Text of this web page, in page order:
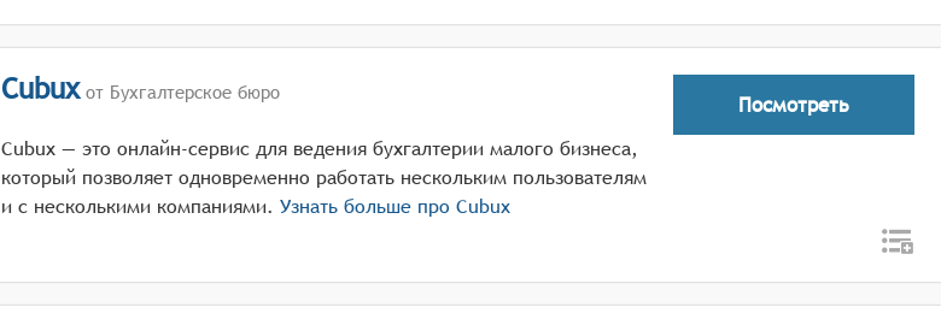
Cubuxот Бухгалтерское бюро
Cubux — это онлайн-сервис для ведения бухгалтерии малого бизнеса,
который позволяет одновременно работать нескольким пользователям
и с несколькими компаниями. Узнать больше про Cubux
Посмотреть